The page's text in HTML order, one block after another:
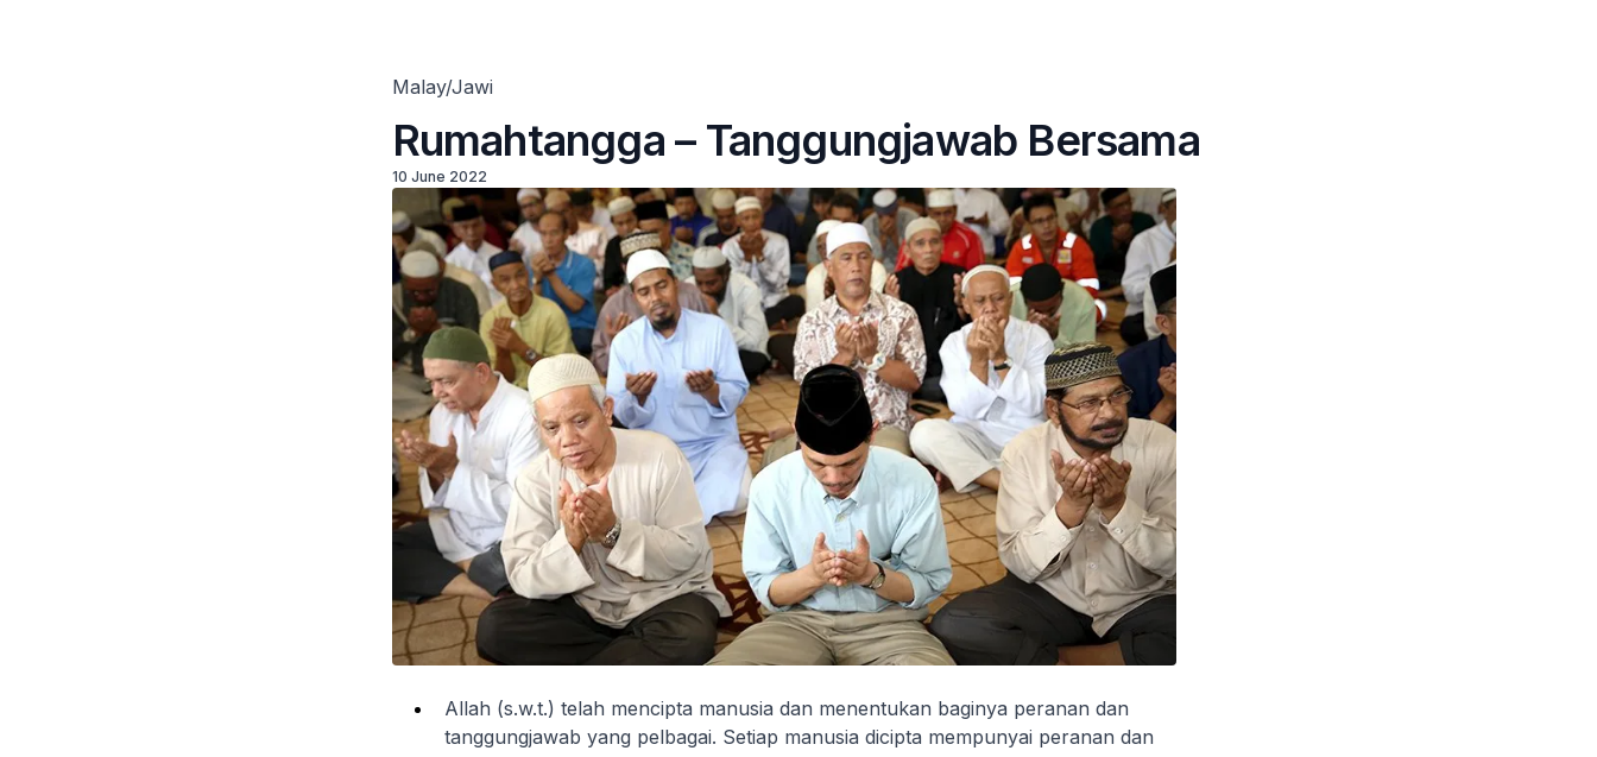
Malay/Jawi
Rumahtangga – Tanggungjawab Bersama
10 June 2022
Allah (s.w.t.) telah mencipta manusia dan menentukan baginya peranan dan
tanggungjawab yang pelbagai. Setiap manusia dicipta mempunyai peranan dan